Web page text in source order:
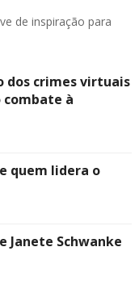
de inspiração para
dos crimes virtuais
à
quem lidera o
Janete Schwanke